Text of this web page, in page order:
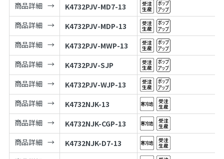
商品詳細
K4732PJV-MD7-13
商品詳細
K4732PJV-MDP-13
商品詳細
K4732PJV-MWP-13
商品詳細
K4732PJV-SJP
商品詳細
K4732PJV-WJP-13
商品詳細
K4732NJK-13
商品詳細
K4732NJK-CGP-13
商品詳細
K4732NJK-D7-13